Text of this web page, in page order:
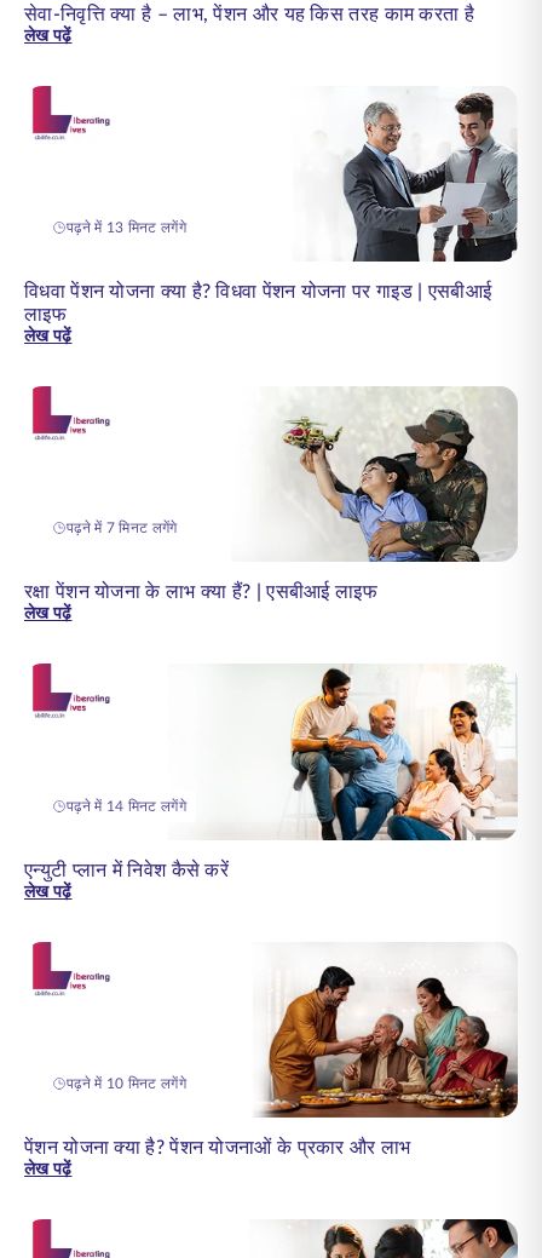
सेवा-निवृत्ति क्या है – लाभ, पेंशन और यह किस तरह काम करता है
लेख पढ़ें
पढ़ने में 13 मिनट लगेंगे
विधवा पेंशन योजना क्या है? विधवा पेंशन योजना पर गाइड | एसबीआई
लाइफ
लेख पढ़ें
पढ़ने में 7 मिनट लगेंगे
रक्षा पेंशन योजना के लाभ क्या हैं? | एसबीआई लाइफ
लेख पढ़ें
पढ़ने में 14 मिनट लगेंगे
एन्युटी प्लान में निवेश कैसे करें
लेख पढ़ें
पढ़ने में 10 मिनट लगेंगे
पेंशन योजना क्या है? पेंशन योजनाओं के प्रकार और लाभ
लेख पढ़ें